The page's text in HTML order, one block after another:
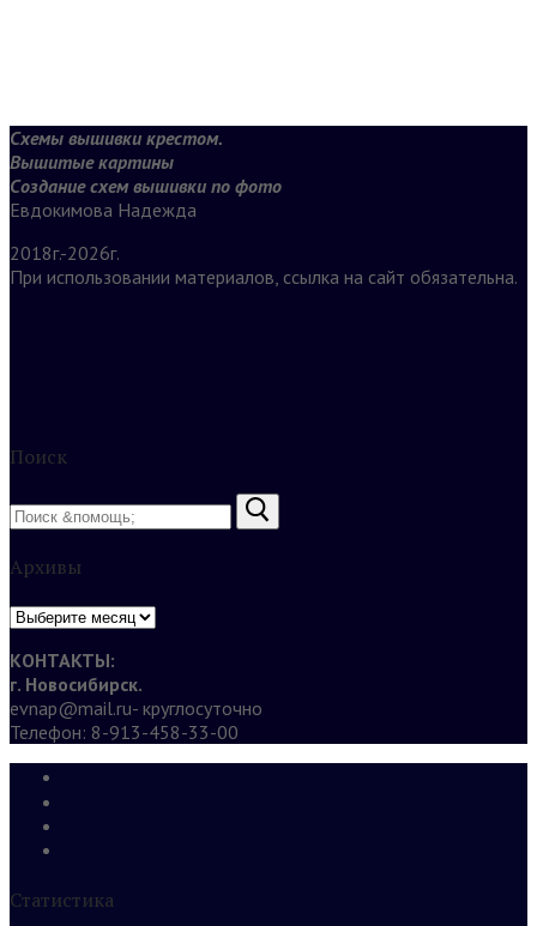
Схемы вышивки крестом.
Вышитые картины
Создание схем вышивки по фото
Евдокимова Надежда
2018г.-2026г.
При использовании материалов, ссылка на сайт обязательна.
Поиск
Найти:
Архивы
Архивы
КОНТАКТЫ:
г. Новосибирск.
evnap@mail.ru- круглосуточно
Телефон: 8-913-458-33-00
Статистика